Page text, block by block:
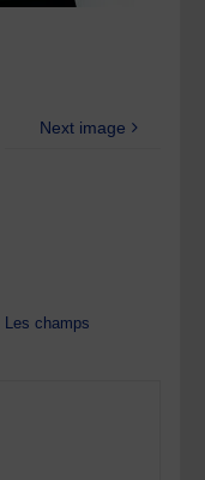
Next image
Les champs